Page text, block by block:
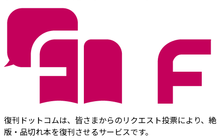
復刊ドットコムは、皆さまからのリクエスト投票により、絶
版・品切れ本を復刊させるサービスです。